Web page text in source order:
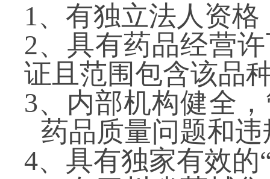
1、有独立法人资格
2、具有药品经营
证且范围包含该品
3、内部机构健全
药品质量问题和
4、具有独家有效的